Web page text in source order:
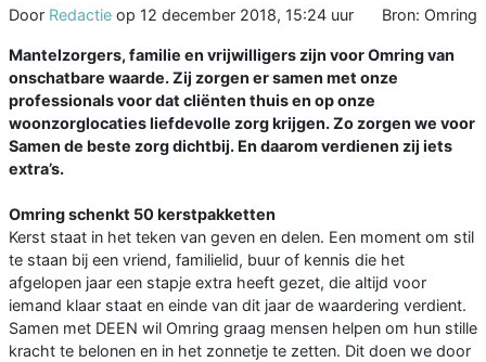
Door Redactie op 12 december 2018, 15:24 uur Bron: Omring
Mantelzorgers, familie en vrijwilligers zijn voor Omring van
onschatbare waarde. Zij zorgen er samen met onze
professionals voor dat cliënten thuis en op onze
woonzorglocaties liefdevolle zorg krijgen. Zo zorgen we voor
Samen de beste zorg dichtbij. En daarom verdienen zij iets
extra’s.
Omring schenkt 50 kerstpakketten
Kerst staat in het teken van geven en delen. Een moment om stil
te staan bij een vriend, familielid, buur of kennis die het
afgelopen jaar een stapje extra heeft gezet, die altijd voor
iemand klaar staat en einde van dit jaar de waardering verdient.
Samen met DEEN wil Omring graag mensen helpen om hun stille
kracht te belonen en in het zonnetje te zetten. Dit doen we door